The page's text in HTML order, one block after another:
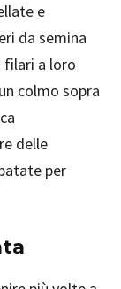
e
da semina
filari a loro
colmo sopra
delle
per